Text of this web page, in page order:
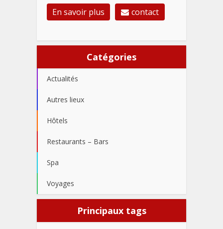
En savoir plus contact
Catégories
Actualités
Autres lieux
Hôtels
Restaurants – Bars
Spa
Voyages
Principaux tags